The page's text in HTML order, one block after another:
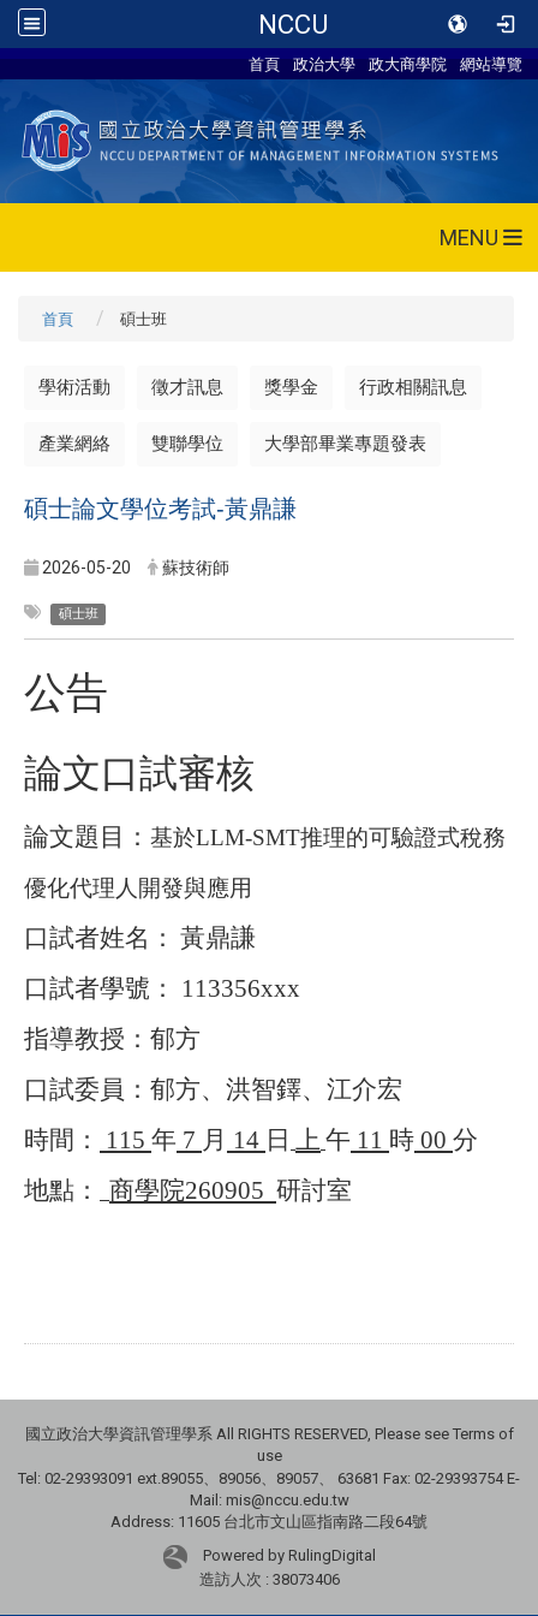
NCCU
首頁 政治大學 政大商學院 網站導覽
MENU
首頁 碩士班
學術活動 徵才訊息 獎學金 行政相關訊息
產業網絡 雙聯學位 大學部畢業專題發表
碩士論文學位考試-黃鼎謙
2026-05-20 蘇技術師
碩士班
公告
論文口試審核
論文題目： 基於LLM-SMT推理的可驗證式稅務
優化代理人開發與應用
口試者姓名： 黃鼎謙
口試者學號：
113356xxx
指導教授：郁方
口試委員：郁方、洪智鐸、江介宏
時間：
115 年 7 月 14 日 上 午 11 時 00 分
地點：
商學院260905 研討室
國立政治大學資訊管理學系 All RIGHTS RESERVED, Please see Terms of
use
Tel: 02-29393091 ext.89055、89056、89057、
63681 Fax: 02-29393754 E-
Mail: mis@nccu.edu.tw
Address: 11605 台北市文山區指南路二段64號
Powered by RulingDigital
造訪人次 : 38073406